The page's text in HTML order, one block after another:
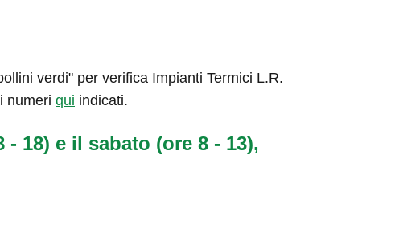
verdi" per verifica Impianti Termici L.R.
numeri qui indicati.
18) e il sabato (ore 8 - 13),